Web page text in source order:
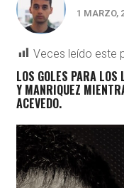
1 MARZO,
Veces leído este
LOS GOLES PARA LOS
Y MANRIQUEZ
ACEVEDO.